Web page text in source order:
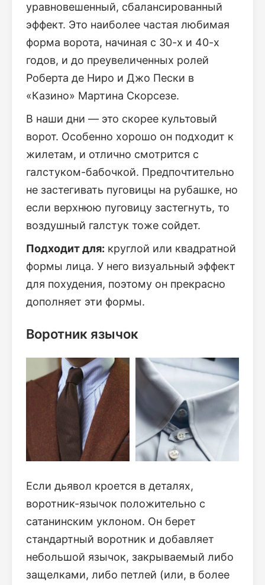
уравновешенный, сбалансированный
эффект. Это наиболее частая любимая
форма ворота, начиная с 30-х и 40-х
годов, и до преувеличенных ролей
Роберта де Ниро и Джо Пески в
«Казино» Мартина Скорсезе.
В наши дни — это скорее культовый
ворот. Особенно хорошо он подходит к
жилетам, и отлично смотрится с
галстуком-бабочкой. Предпочтительно
не застегивать пуговицы на рубашке, но
если верхнюю пуговицу застегнуть, то
воздушный галстук тоже сойдет.
Подходит для: круглой или квадратной
формы лица. У него визуальный эффект
для похудения, поэтому он прекрасно
дополняет эти формы.
Воротник язычок
Если дьявол кроется в деталях,
воротник-язычок положительно с
сатанинским уклоном. Он берет
стандартный воротник и добавляет
небольшой язычок, закрываемый либо
защелками, либо петлей (или, в более